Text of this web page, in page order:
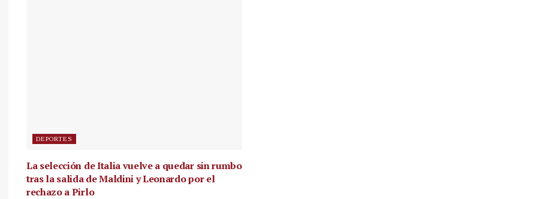
DEPORTES
La selección de Italia vuelve a quedar sin rumbo
tras la salida de Maldini y Leonardo por el
rechazo a Pirlo